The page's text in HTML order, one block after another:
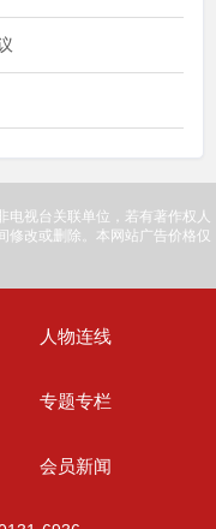
电视台关联单位，若有著作权人
修改或删除。本网站广告价格仅
人物连线
专题专栏
会员新闻